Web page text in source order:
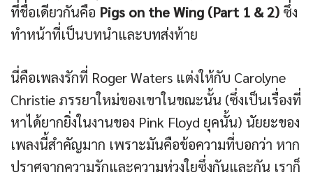
ที่ชื่อเดียวกันคือ Pigs on the Wing (Part 1 & 2) ซึ่ง
ทำหน้าที่เป็นบทนำและบทส่งท้าย
นี่คือเพลงรักที่ Roger Waters แต่งให้กับ Carolyne
Christie ภรรยาใหม่ของเขาในขณะนั้น (ซึ่งเป็นเรื่องที่
หาได้ยากยิ่งในงานของ Pink Floyd ยุคนั้น) นัยยะของ
เพลงนี้สำคัญมาก เพราะมันคือข้อความที่บอกว่า หาก
ปราศจากความรักและความห่วงใยซึ่งกันและกัน เราก็